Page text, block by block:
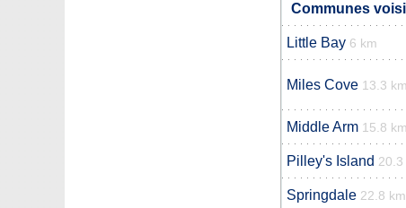
Communes
Little Bay 6 km
Miles Cove 13.3 km
Middle Arm 15.8 km
Pilley's Island 20.3
Springdale 22.8 km